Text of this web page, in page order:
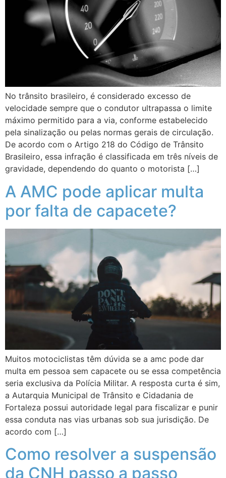
No trânsito brasileiro, é considerado excesso de
velocidade sempre que o condutor ultrapassa o limite
máximo permitido para a via, conforme estabelecido
pela sinalização ou pelas normas gerais de circulação.
De acordo com o Artigo 218 do Código de Trânsito
Brasileiro, essa infração é classificada em três níveis de
gravidade, dependendo do quanto o motorista […]
A AMC pode aplicar multa
por falta de capacete?
Muitos motociclistas têm dúvida se a amc pode dar
multa em pessoa sem capacete ou se essa competência
seria exclusiva da Polícia Militar. A resposta curta é sim,
a Autarquia Municipal de Trânsito e Cidadania de
Fortaleza possui autoridade legal para fiscalizar e punir
essa conduta nas vias urbanas sob sua jurisdição. De
acordo com […]
Como resolver a suspensão
da CNH passo a passo